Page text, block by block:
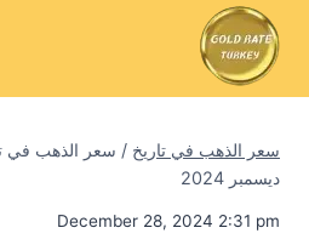
سعر الذهب في تاريخ /
ديسمبر 2024
December 28, 2024 2:31 pm